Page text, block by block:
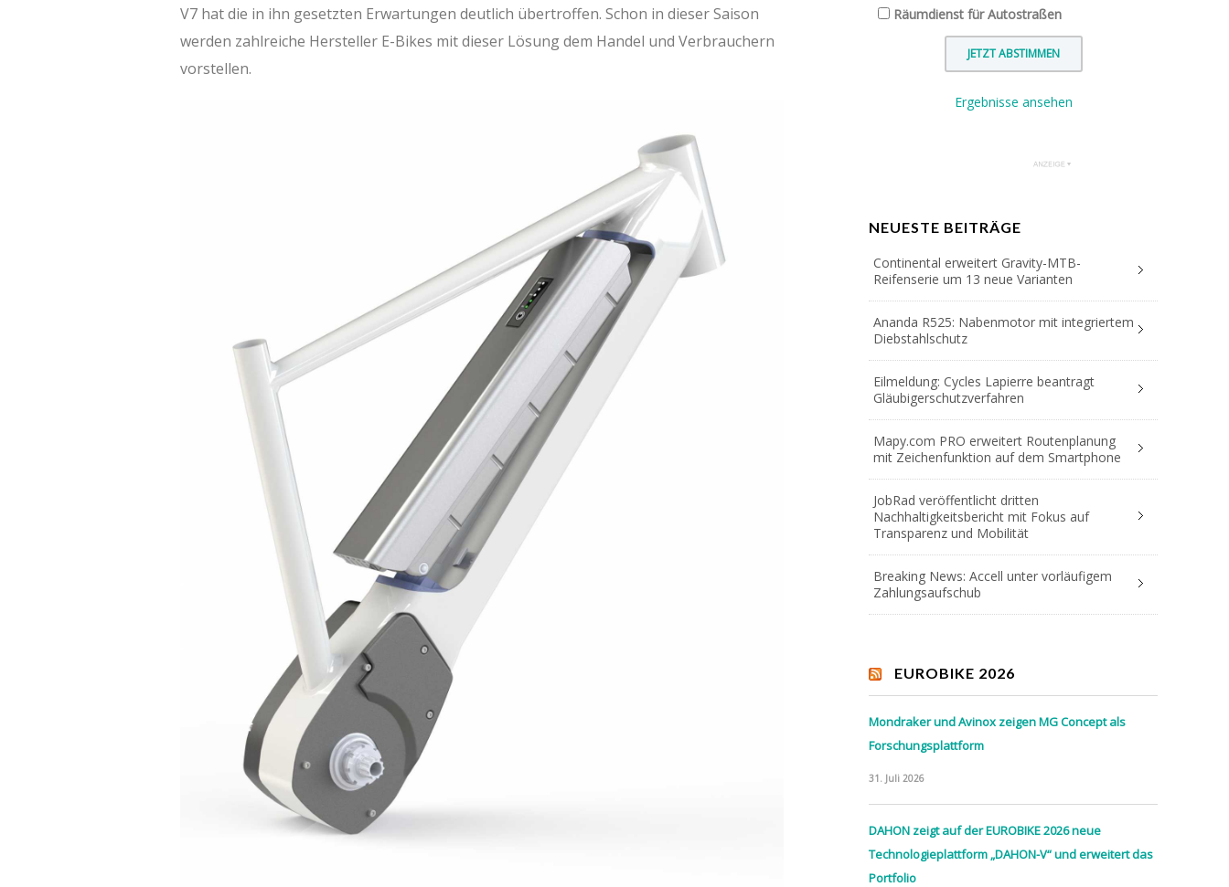
V7 hat die in ihn gesetzten Erwartungen deutlich übertroffen. Schon in dieser Saison
werden zahlreiche Hersteller E-Bikes mit dieser Lösung dem Handel und Verbrauchern
vorstellen.
Räumdienst für Autostraßen
Ergebnisse ansehen
NEUESTE BEITRÄGE
Continental erweitert Gravity-MTB-
Reifenserie um 13 neue Varianten
Ananda R525: Nabenmotor mit integriertem
Diebstahlschutz
Eilmeldung: Cycles Lapierre beantragt
Gläubigerschutzverfahren
Mapy.com PRO erweitert Routenplanung
mit Zeichenfunktion auf dem Smartphone
JobRad veröffentlicht dritten
Nachhaltigkeitsbericht mit Fokus auf
Transparenz und Mobilität
Breaking News: Accell unter vorläufigem
Zahlungsaufschub
EUROBIKE 2026
Mondraker und Avinox zeigen MG Concept als
Forschungsplattform
31. Juli 2026
DAHON zeigt auf der EUROBIKE 2026 neue
Technologieplattform „DAHON-V“ und erweitert das
Portfolio